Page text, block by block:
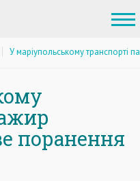
У маріупольському
поранення